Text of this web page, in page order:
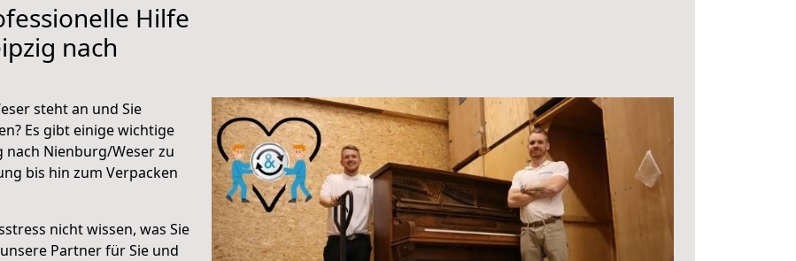
Hilfe
nach
steht an und Sie
Es gibt einige wichtige
nach Nienburg/Weser zu
bis hin zum Verpacken
nicht wissen, was Sie
Partner für Sie und